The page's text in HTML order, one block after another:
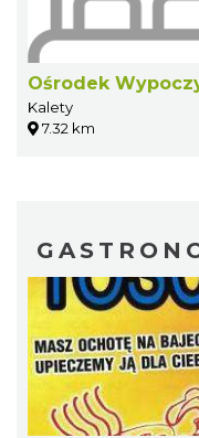
Ośrodek
Kalety
7.32 km